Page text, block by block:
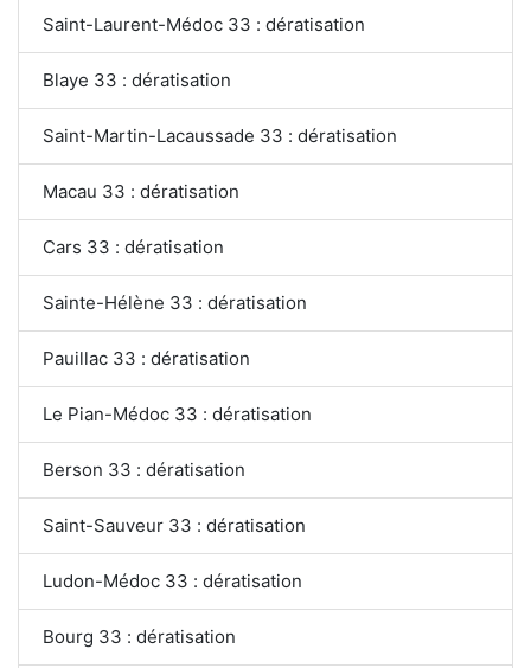
Saint-Laurent-Médoc 33 : dératisation
Blaye 33 : dératisation
Saint-Martin-Lacaussade 33 : dératisation
Macau 33 : dératisation
Cars 33 : dératisation
Sainte-Hélène 33 : dératisation
Pauillac 33 : dératisation
Le Pian-Médoc 33 : dératisation
Berson 33 : dératisation
Saint-Sauveur 33 : dératisation
Ludon-Médoc 33 : dératisation
Bourg 33 : dératisation